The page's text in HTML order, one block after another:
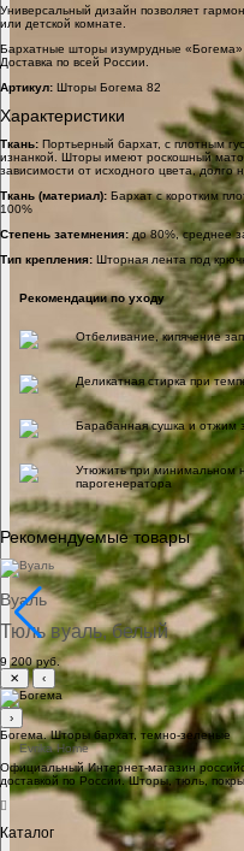
Универсальный дизайн позволяет
или детской комнате.
Бархатные шторы изумрудные «Богема»
Доставка по всей России.
Артикул: Шторы Богема 82
Характеристики
Ткань: Портьерный бархат, с плотным
изнанкой. Шторы имеют роскошный
зависимости от исходного цвета, долго
Ткань (материал): Бархат с коротким
100%
Степень затемнения: до 80%, среднее
Тип крепления: Шторная лента под
Рекомендации по уходу
Отбеливание, кипячение
Деликатная стирка при
Барабанная сушка и отжим
Утюжить при минимальном
парогенератора
Рекомендуемые товары
Вуаль
Тюль вуаль, белый
9 200 руб.
✕
‹
›
Богема. Шторы бархат, темно-зеленые
Официальный Интернет-магазин
доставкой по России. Шторы, тюль,
Каталог